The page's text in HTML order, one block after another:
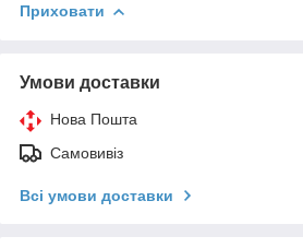
Приховати
Умови доставки
Нова Пошта
Самовивіз
Всі умови доставки